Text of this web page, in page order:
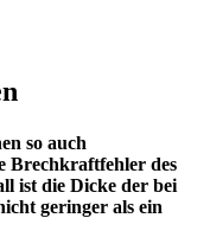
so auch
Brechkraftfehler des
ist die Dicke der bei
geringer als ein